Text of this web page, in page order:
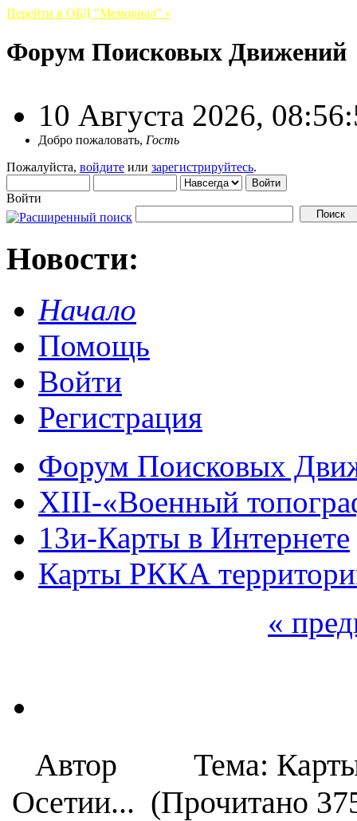
Перейти в ОБД "Мемориал" »
Форум Поисковых Движений
10 Августа 2026,
Добро пожаловать, Гость
Пожалуйста, войдите или зарегистрируйтесь.
Войти
Новости:
Начало
Помощь
Войти
Регистрация
Форум Поисковых
XIII-«Военный
13и-Карты в Интернете
Карты РККА
«
Автор
Тема:
Осетии... (Прочитано